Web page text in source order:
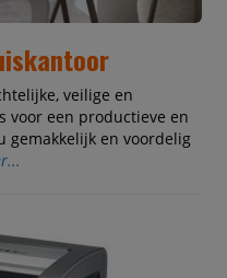
veilige en
voor een productieve en
gemakkelijk en voordelig